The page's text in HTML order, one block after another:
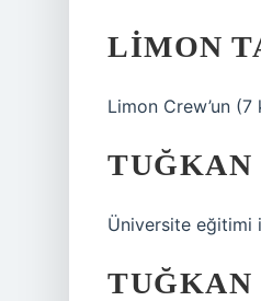
LIMON
Limon Crew’un
TUĞKAN
Üniversite eğitimi
TUĞKAN